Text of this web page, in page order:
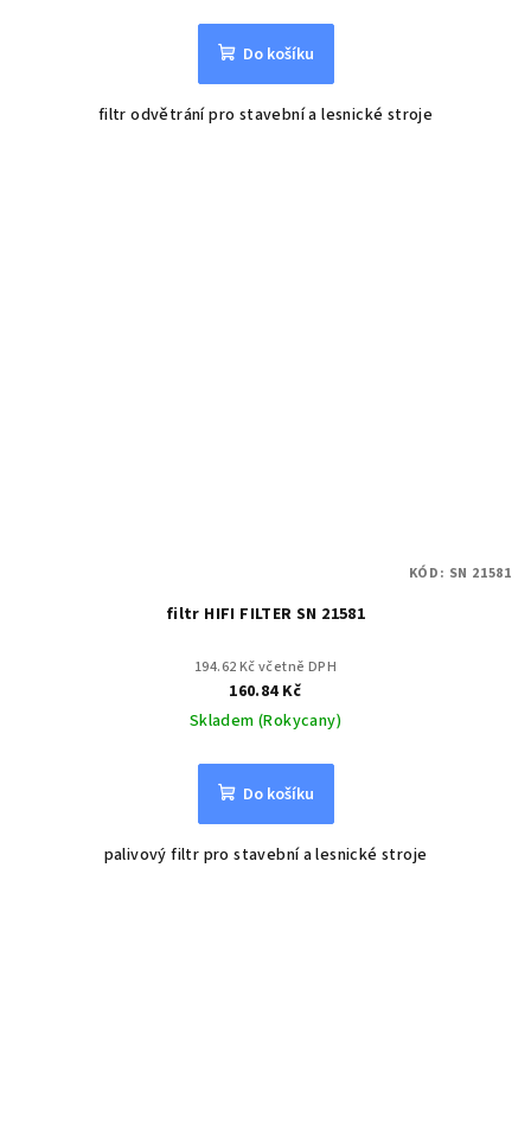
Do košíku
filtr odvětrání pro stavební a lesnické stroje
filtr HIFI FILTER SN 21581
194.62 Kč včetně DPH
160.84 Kč
Skladem (Rokycany)
Do košíku
palivový filtr pro stavební a lesnické stroje
KÓD: SN 21581